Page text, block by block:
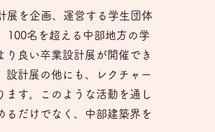
展を企画、運営する学生団体
100名を超える中部地方の学
良い卒業設計展が開催でき
設計展の他にも、レクチャー
ます。このような活動を通し
るだけでなく、中部建築界を